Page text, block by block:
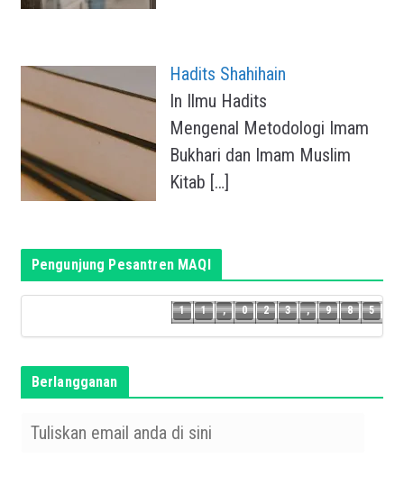
Hadits Shahihain
In Ilmu Hadits
Mengenal Metodologi Imam
Bukhari dan Imam Muslim
Kitab […]
Pengunjung Pesantren MAQI
1
1
1
1
,
,
0
0
2
2
3
3
,
,
9
9
8
8 5
Berlangganan